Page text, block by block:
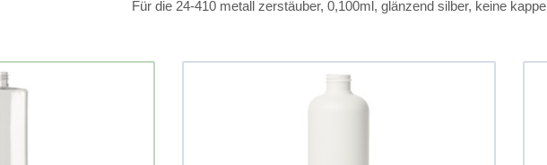
Für die 24-410 metall zerstäuber, 0,100ml, glänzend silber, keine kappe